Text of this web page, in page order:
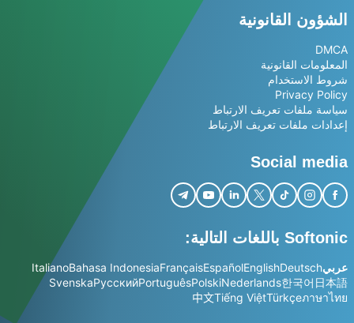
الشؤون القانونية
DMCA
المعلومات القانونية
شروط الاستخدام
Privacy Policy
سياسة ملفات تعريف الارتباط
إعدادات ملفات تعريف الارتباط
Social media
Softonic باللغات التالية:
عربيDeutsch
English
Español
Français
Bahasa Indonesia
Italiano
日本語
한국어
Nederlands
Polski
Português
Русский
Svenska
ภาษาไทย
Türkçe
Tiếng Việt
中文